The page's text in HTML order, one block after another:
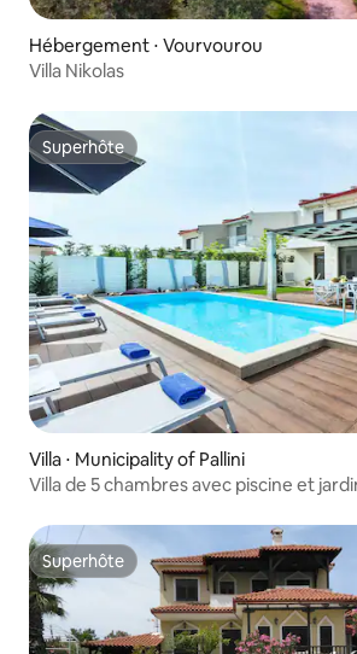
Hébergement ⋅ Vourvourou
Villa Nikolas
Superhôte
Superhôte
Villa ⋅ Municipality of Pallini
Villa de 5 chambres avec piscine et
Superhôte
Superhôte